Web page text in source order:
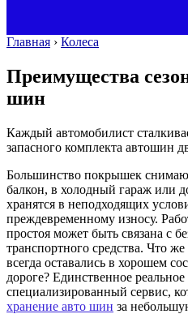
Главная › Колеса
Преимущества
шин
Каждый автомобилист
запасного комплекта автошин
Большинство покрышек
балкон, в холодный гараж или
хранятся в неподходящих
преждевременному износу.
простоя может быть связана с
транспортного средства. Что
всегда оставались в хорошем
дороге? Единственное
специализированный сервис,
хранение авто шин за